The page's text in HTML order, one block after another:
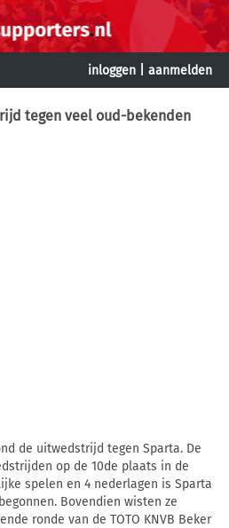
inloggen aanmelden
tegen veel oud-bekenden
de uitwedstrijd tegen Sparta. De
op de 10de plaats in de
spelen en 4 nederlagen is Sparta
Bovendien wisten ze
ronde van de TOTO KNVB Beker